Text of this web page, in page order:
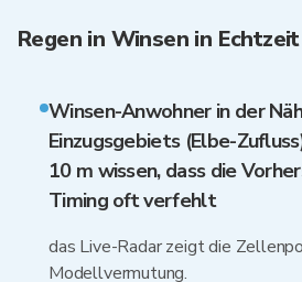
Regen in Winsen in
Winsen-Anwohner in der
Einzugsgebiets (Elbe-
10 m wissen, dass die
Timing oft verfehlt
das Live-Radar zeigt die
Modellvermutung.